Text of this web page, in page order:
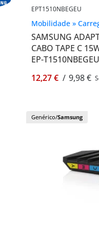
EPT1510NBEGEU
Mobilidade »
SAMSUNG
CABO TAPE C
EP-T1510NBEGEU
12,27 € / 9,98 €
Genérico/Samsung